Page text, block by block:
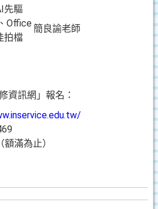
先驅
Office
拍檔
簡良諭老師
資訊網」報名：
額滿為止）